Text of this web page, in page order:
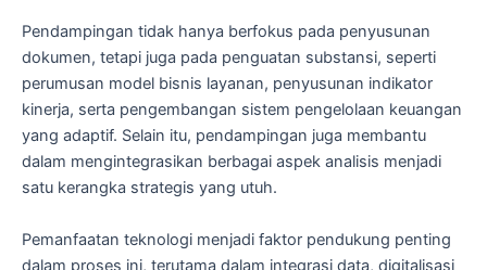
Pendampingan tidak hanya berfokus pada penyusunan
dokumen, tetapi juga pada penguatan substansi, seperti
perumusan model bisnis layanan, penyusunan indikator
kinerja, serta pengembangan sistem pengelolaan keuangan
yang adaptif. Selain itu, pendampingan juga membantu
dalam mengintegrasikan berbagai aspek analisis menjadi
satu kerangka strategis yang utuh.
Pemanfaatan teknologi menjadi faktor pendukung penting
dalam proses ini, terutama dalam integrasi data, digitalisasi